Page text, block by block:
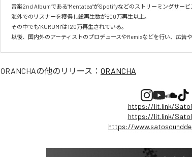
音楽2nd Albumである"Mentatea"がSpotifyなどのストリーミングサービ
海外でのリスナーを獲得し総再生数が500万再生以上。
その中でも"KURUMI"は120万再生されている。
以後、国内外のアーティストのプロデュースやRemixなどを行い、広告
ORANCHAの他のリリース： ORANCHA
https://lit.link/
https://lit.link/
https://